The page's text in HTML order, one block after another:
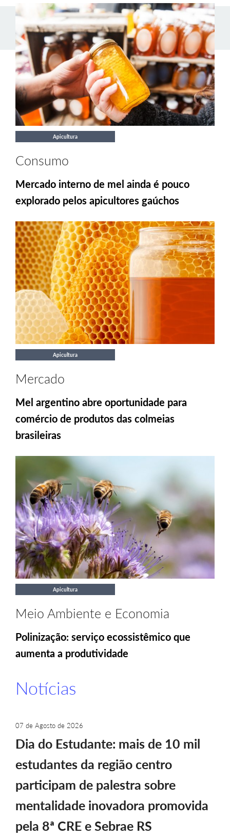
Apicultura
Consumo
Mercado interno de mel ainda é pouco
explorado pelos apicultores gaúchos
Apicultura
Mercado
Mel argentino abre oportunidade para
comércio de produtos das colmeias
brasileiras
Apicultura
Meio Ambiente e Economia
Polinização: serviço ecossistêmico que
aumenta a produtividade
Notícias
07 de Agosto de 2026
Dia do Estudante: mais de 10 mil
estudantes da região centro
participam de palestra sobre
mentalidade inovadora promovida
pela 8ª CRE e Sebrae RS